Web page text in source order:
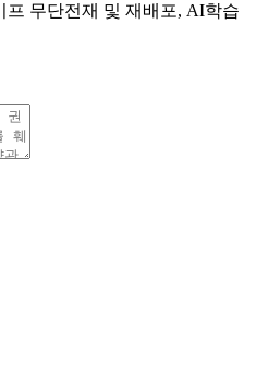
무단전재 및 재배포, AI학습